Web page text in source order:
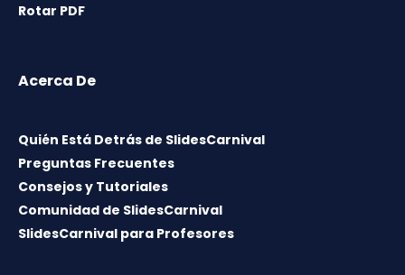
Rotar PDF
Acerca De
Quién Está Detrás de SlidesCarnival
Preguntas Frecuentes
Consejos y Tutoriales
Comunidad de SlidesCarnival
SlidesCarnival para Profesores